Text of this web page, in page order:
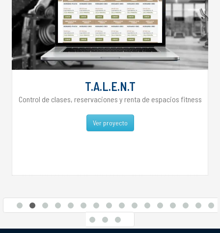
T.A.L.E.N.T
Control de clases, reservaciones y renta de espacios fitness
Ver proyecto